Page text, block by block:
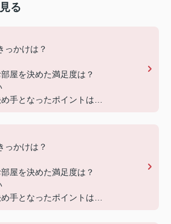
る
っかけは？
屋を決めた満足度は？
手となったポイントは？
っかけは？
屋を決めた満足度は？
手となったポイントは？